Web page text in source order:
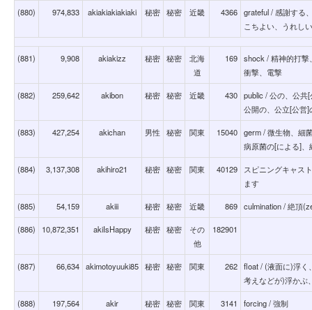
(880) 974,833 akiakiakiakiaki 秘密 秘密 近畿 4366 grateful / 感謝する
こちよい、うれしい
(881) 9,908 akiakizz 秘密 秘密
北海
道
169 shock / 精神的打撃
衝撃、電撃
(882) 259,642 akibon 秘密 秘密 近畿 430 public / 公の、公共
公開の、公立[公営]
(883) 427,254 akichan 男性 秘密 関東 15040 germ / 微生物、細
病原菌の[による]、
(884) 3,137,308 akihiro21 秘密 秘密 関東 40129
スピニングキャス
ます
(885) 54,159 akiii 秘密 秘密 近畿 869 culmination / 絶頂
(886) 10,872,351 akiIsHappy 秘密 秘密
その
他
182901
(887) 66,634 akimotoyuuki85 秘密 秘密 関東 262 float / (液面に)浮く
考えなどが)浮かぶ
(888) 197,564 akir 秘密 秘密 関東 3141 forcing / 強制